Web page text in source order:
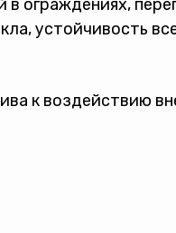
ограждениях,
устойчивость
к воздействию